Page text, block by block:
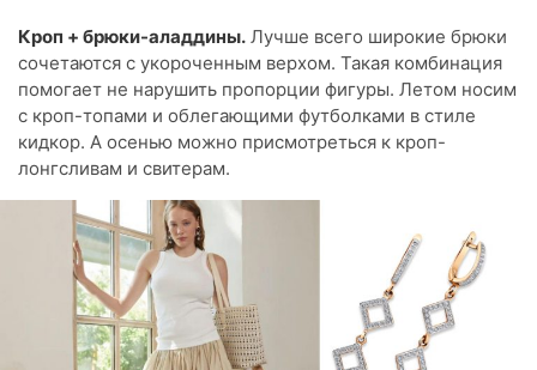
Кроп + брюки-аладдины. Лучше всего широкие брюки
сочетаются с укороченным верхом. Такая комбинация
помогает не нарушить пропорции фигуры. Летом носим
с кроп-топами и облегающими футболками в стиле
кидкор. А осенью можно присмотреться к кроп-
лонгсливам и свитерам.